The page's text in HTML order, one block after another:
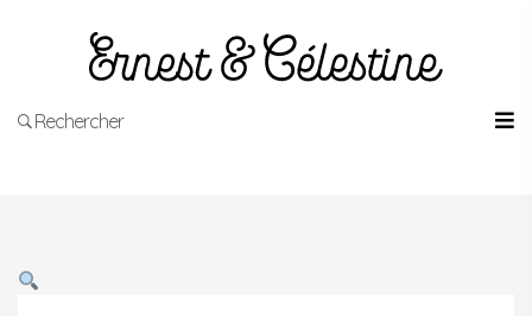
Rechercher